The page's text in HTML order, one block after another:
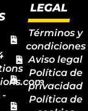
-
LEGAL
Términos y
condiciones
Aviso legal
Política de
privacidad
Política de